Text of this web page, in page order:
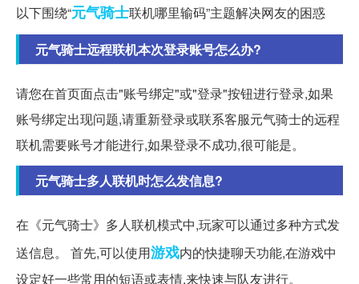
以下围绕“元气骑士联机哪里输码”主题解决网友的困惑
元气骑士远程联机本次登录账号怎么办?
请您在首页面点击"账号绑定"或"登录"按钮进行登录,如果
账号绑定出现问题,请重新登录或联系客服元气骑士的远程
联机需要账号才能进行,如果登录不成功,很可能是。
元气骑士多人联机时怎么发信息?
在《元气骑士》多人联机模式中,玩家可以通过多种方式发
送信息。 首先,可以使用游戏内的快捷聊天功能,在游戏中
设定好一些常用的短语或表情,来快速与队友进行。